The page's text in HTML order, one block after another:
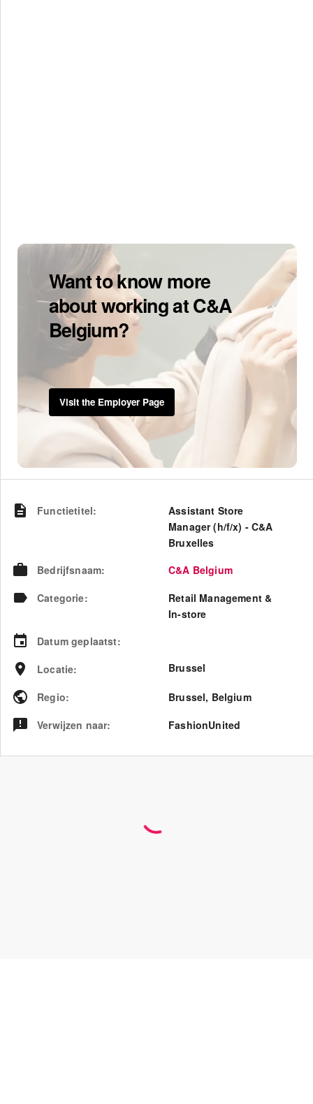
Want to know more
about working at C&A
Belgium?
Visit the Employer Page
Functietitel:
Assistant Store
Manager (h/f/x) - C&A
Bruxelles
Bedrijfsnaam:
C&A Belgium
Categorie:
Retail Management &
In-store
Datum geplaatst:
Locatie: Brussel
Regio: Brussel, Belgium
Verwijzen naar: FashionUnited